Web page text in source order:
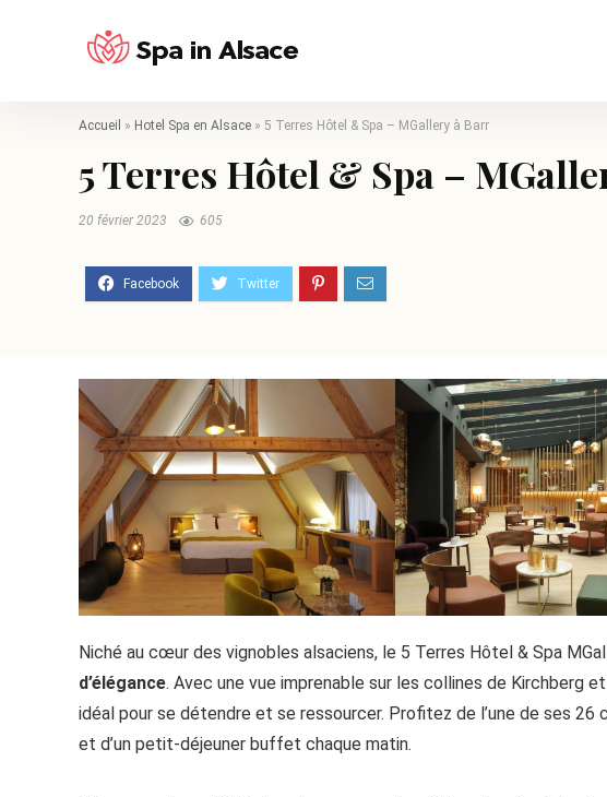
Accueil » Hotel Spa en Alsace » 5 Terres Hôtel & Spa – MGallery à Barr
5 Terres Hôtel & Spa –
20 février 2023 605
Niché au cœur des vignobles alsaciens, le 5 Terres Hôtel & Spa
d’élégance. Avec une vue imprenable sur les collines de Kirchberg
idéal pour se détendre et se ressourcer. Profitez de l’une de ses
et d’un petit-déjeuner buffet chaque matin.